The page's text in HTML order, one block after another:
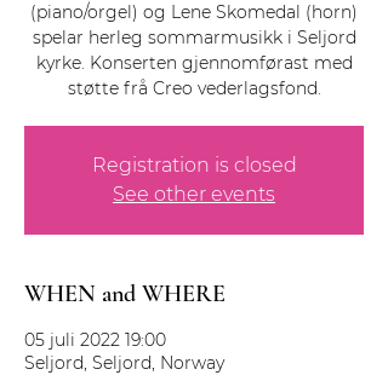
(piano/orgel) og Lene Skomedal (horn)
spelar herleg sommarmusikk i Seljord
kyrke. Konserten gjennomførast med
støtte frå Creo vederlagsfond.
Registration is closed
See other events
WHEN and WHERE
05 juli 2022 19:00
Seljord, Seljord, Norway